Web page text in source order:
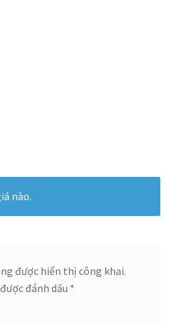
nào.
được hiển thị công khai.
đánh dấu *